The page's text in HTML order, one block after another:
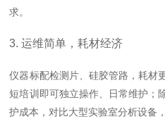
求。
3. 运维简单，耗材经济
仪器标配检测片、硅胶管路，耗材
短培训即可独立操作、日常维护；
护成本，对比大型实验室分析设备